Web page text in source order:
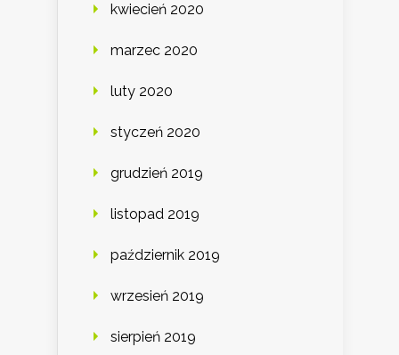
kwiecień 2020
marzec 2020
luty 2020
styczeń 2020
grudzień 2019
listopad 2019
październik 2019
wrzesień 2019
sierpień 2019